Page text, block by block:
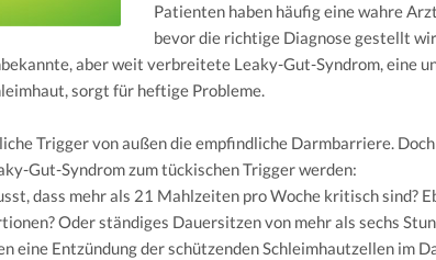
Patienten haben häufig eine wahre
bevor die richtige Diagnose gestellt
aber weit verbreitete Leaky-Gut-Syndrom, eine
sorgt für heftige Probleme.
Trigger von außen die empfindliche Darmbarriere.
Gut-Syndrom zum tückischen Trigger werden:
dass mehr als 21 Mahlzeiten pro Woche kritisch sind?
Oder ständiges Dauersitzen von mehr als sechs
eine Entzündung der schützenden Schleimhautzellen im